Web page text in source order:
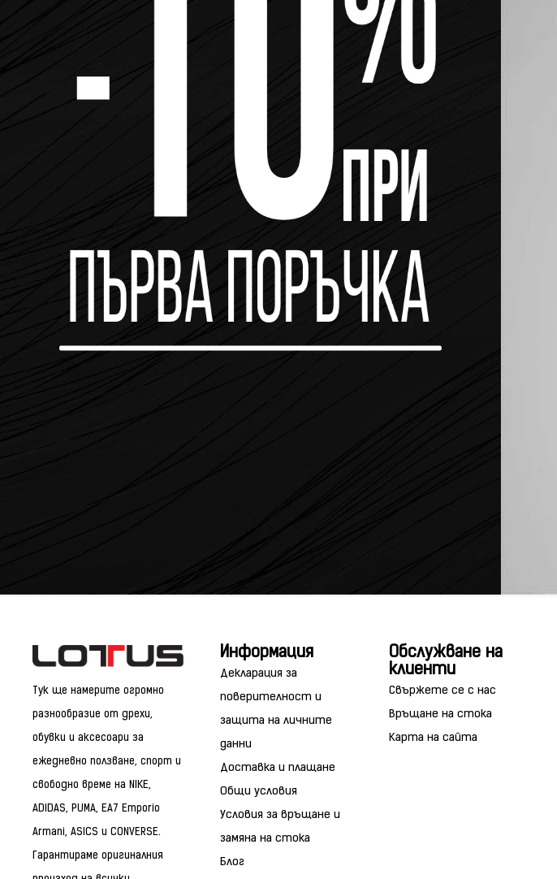
Тук ще намерите огромно
разнообразие от дрехи,
обувки и аксесоари за
ежедневно ползване, спорт и
свободно време на NIKE,
ADIDAS, PUMA, EA7 Emporio
Armani, ASICS и CONVERSE.
Гарантираме оригиналния
Информация
Декларация за
поверителност и
защита на личните
данни
Доставка и плащане
Общи условия
Условия за връщане и
замяна на стока
Блог
Обслужване на
клиенти
Свържете се с нас
Връщане на стока
Карта на сайта